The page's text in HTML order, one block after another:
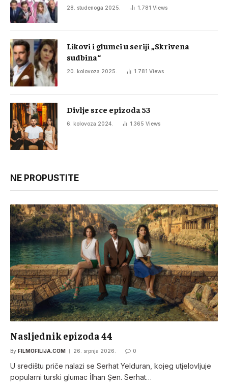
28. studenoga 2025. 1.781 Views
Likovi i glumci u seriji „Skrivena
sudbina“
20. kolovoza 2025. 1.781 Views
Divlje srce epizoda 53
6. kolovoza 2024. 1.365 Views
NE PROPUSTITE
Nasljednik epizoda 44
By FILMOFILIJA.COM 26. srpnja 2026. 0
U središtu priče nalazi se Serhat Yelduran, kojeg utjelovljuje
popularni turski glumac İlhan Şen. Serhat…